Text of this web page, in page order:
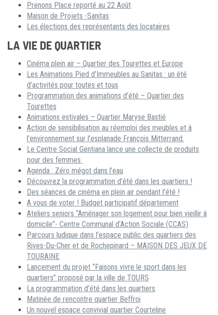
Prenons Place reporté au 22 Août
Maison de Projets -Sanitas
Les élections des représentants des locataires
LA VIE DE QUARTIER
Cinéma plein air – Quartier des Tourettes et Europe
Les Animations Pied d’Immeubles au Sanitas : un été
d’activités pour toutes et tous
Programmation des animations d’été – Quartier des
Tourettes
Animations estivales – Quartier Maryse Bastié
Action de sensibilisation au réemploi des meubles et à
l’environnement sur l’esplanade François Mitterrand.
Le Centre Social Gentiana lance une collecte de produits
pour des femmes
Agenda : Zéro mégot dans l’eau
Découvrez la programmation d’été dans les quartiers !
Des séances de cinéma en plein air pendant l’été !
A vous de voter ! Budget participatif département
Ateliers seniors “Aménager son logement pour bien vieillir à
domicile”- Centre Communal d’Action Sociale (CCAS)
Parcours ludique dans l’espace public des quartiers des
Rives-Du-Cher et de Rochepinard – MAISON DES JEUX DE
TOURAINE
Lancement du projet “Faisons vivre le sport dans les
quartiers” proposé par la ville de TOURS
La programmation d’été dans les quartiers
Matinée de rencontre quartier Beffroi
Un nouvel espace convivial quartier Courteline